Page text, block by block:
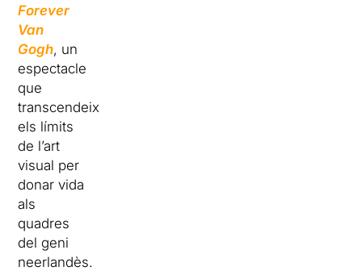
Forever
Van
Gogh, un
espectacle
que
transcendeix
els límits
de l’art
visual per
donar vida
als
quadres
del geni
neerlandès.